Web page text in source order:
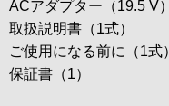
ACアダプター（19.5 V
取扱説明書（1式）
ご使用になる前に（1式）
保証書（1）